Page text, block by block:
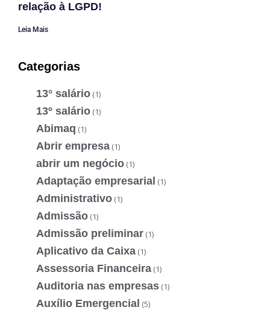
relação à LGPD!
Leia Mais
Categorias
13° salário (1)
13º salário (1)
Abimaq (1)
Abrir empresa (1)
abrir um negócio (1)
Adaptação empresarial (1)
Administrativo (1)
Admissão (1)
Admissão preliminar (1)
Aplicativo da Caixa (1)
Assessoria Financeira (1)
Auditoria nas empresas (1)
Auxílio Emergencial (5)